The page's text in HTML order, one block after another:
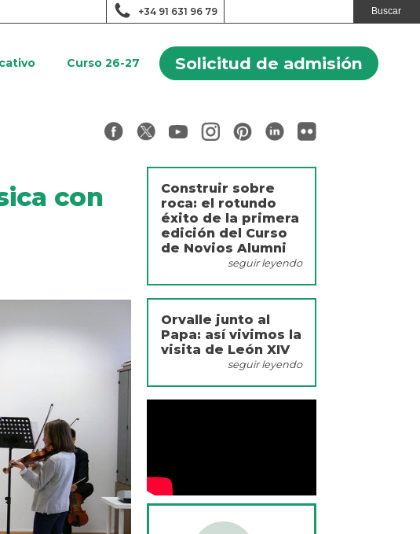
+34 91 631 96 79
Curso 26-27 Solicitud de admisión
con
Construir sobre
roca: el rotundo
éxito de la primera
edición del Curso
de Novios Alumni
seguir leyendo
Orvalle junto al
Papa: así vivimos la
visita de León XIV
seguir leyendo